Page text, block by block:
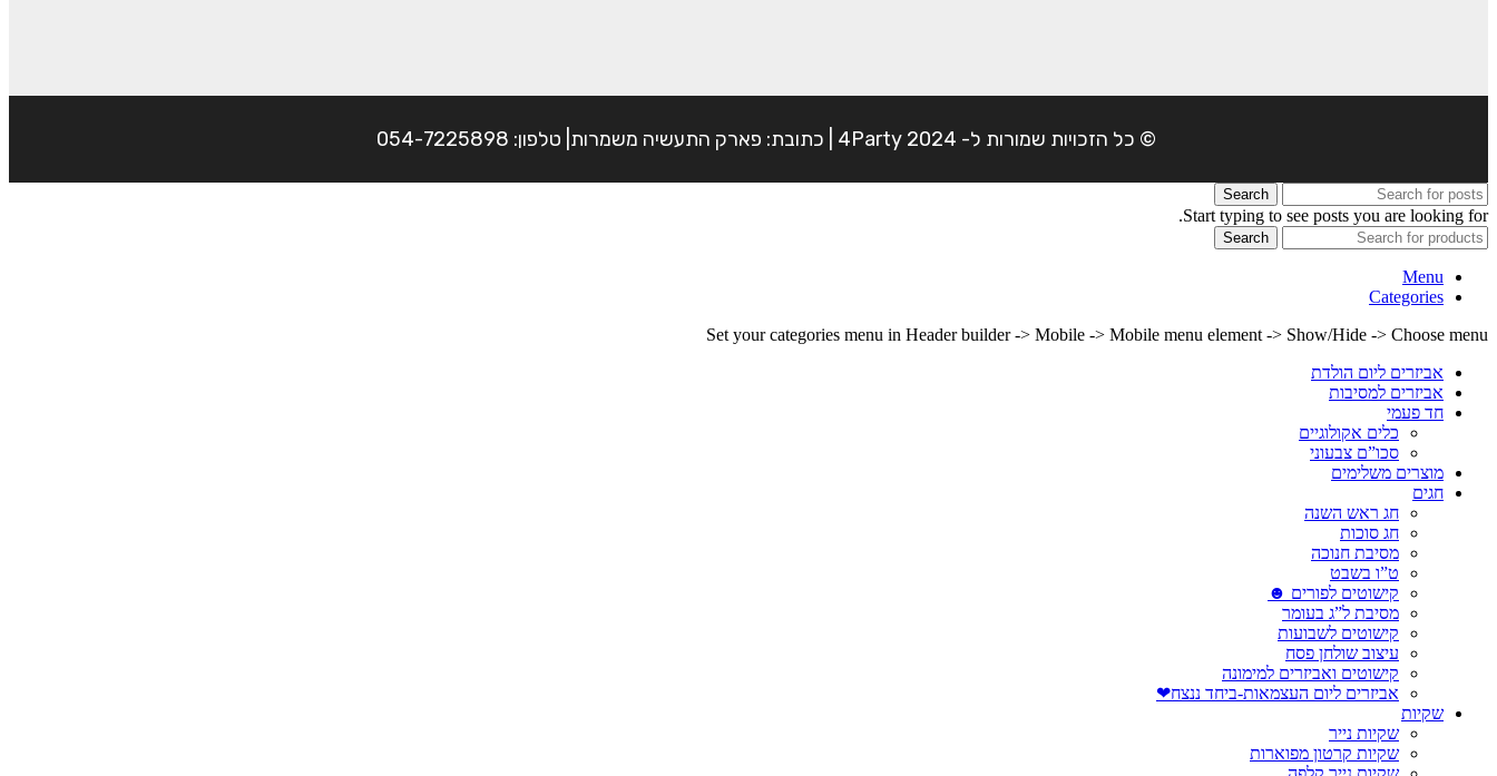
© כל הזכויות שמורות ל- 4Party 2024 | כתובת: פארק התעשיה משמרות| טלפון: 054-7225898
Search
Start typing to see posts you are looking for.
Search
Menu
Categories
Set your categories menu in Header builder -> Mobile -> Mobile menu element -> Show/Hide -> Choose menu
אביזרים ליום הולדת
אביזרים למסיבות
חד פעמי
כלים אקולוגיים
סכו”ם צבעוני
מוצרים משלימים
חגים
חג ראש השנה
חג סוכות
מסיבת חנוכה
ט”ו בשבט
קישוטים לפורים ☻
מסיבת ל”ג בעומר
קישוטים לשבועות
עיצוב שולחן פסח
קישוטים ואביזרים למימונה
אביזרים ליום העצמאות-ביחד ננצח❤
שקיות
שקיות נייר
שקיות קרטון מפוארות